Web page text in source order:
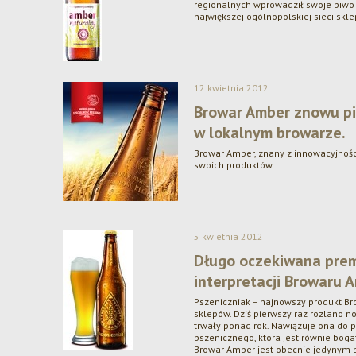
regionalnych wprowadził swoje
największej ogólnopolskiej sieci
12 kwietnia 2012
Browar Amber znowu
w lokalnym browarze.
Browar Amber, znany z
swoich produktów.
5 kwietnia 2012
Długo oczekiwana
interpretacji Browaru
Pszeniczniak – najnowszy produkt
sklepów. Dziś pierwszy raz rozlano
trwały ponad rok. Nawiązuje ona do
pszenicznego, która jest równie
Browar Amber jest obecnie jedynym